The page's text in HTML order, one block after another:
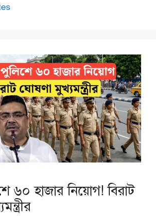
৬০ হাজার নিয়োগ! বিরাট